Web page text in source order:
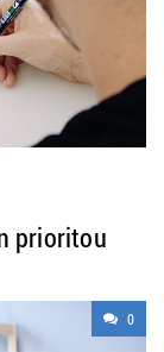
prioritou
0